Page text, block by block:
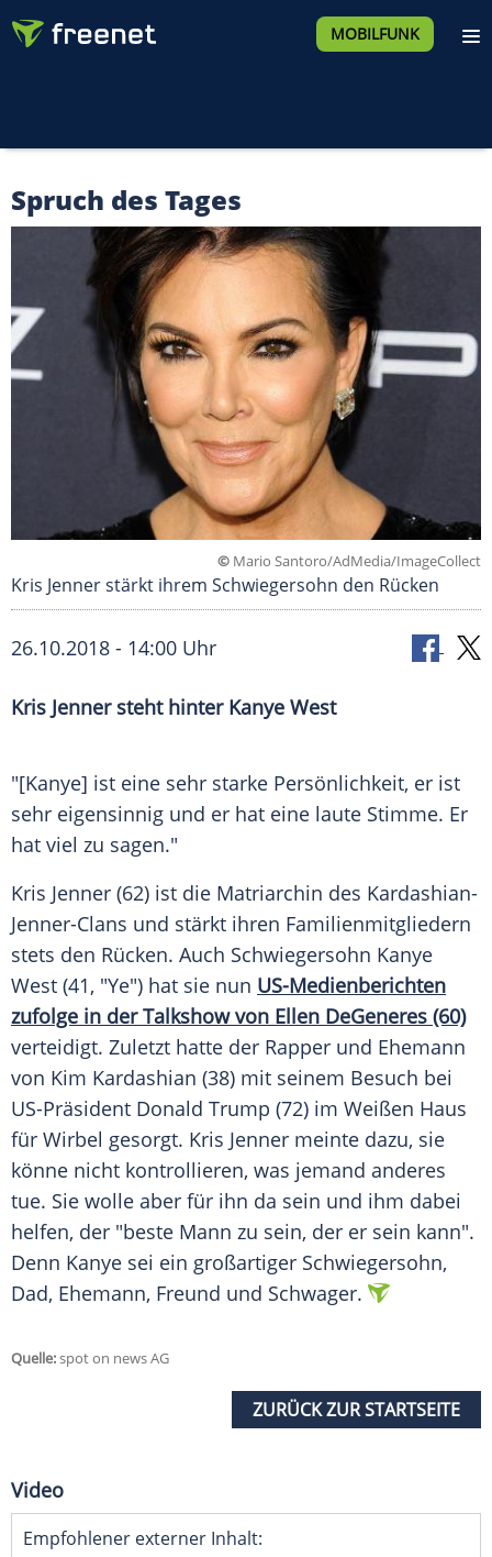
MOBILFUNK
Spruch des Tages
© Mario Santoro/AdMedia/ImageCollect
Kris Jenner stärkt ihrem Schwiegersohn den Rücken
26.10.2018 - 14:00 Uhr
Kris Jennersteht hinter Kanye West
"[Kanye] ist eine sehr starke Persönlichkeit, er ist
sehr eigensinnig und er hat eine laute Stimme. Er
hat viel zu sagen."
Kris Jenner (62) ist die Matriarchin des Kardashian-
Jenner-Clans und stärkt ihren Familienmitgliedern
stets den Rücken. Auch Schwiegersohn Kanye
West (41, "Ye") hat sie nun US-Medienberichten
zufolge in der Talkshow von Ellen DeGeneres (60)
verteidigt. Zuletzt hatte der Rapper und Ehemann
von Kim Kardashian (38) mit seinem Besuch bei
US-Präsident Donald Trump (72) im Weißen Haus
für Wirbel gesorgt. Kris Jenner meinte dazu, sie
könne nicht kontrollieren, was jemand anderes
tue. Sie wolle aber für ihn da sein und ihm dabei
helfen, der "beste Mann zu sein, der er sein kann".
Denn Kanye sei ein großartiger Schwiegersohn,
Dad, Ehemann, Freund und Schwager.
Quelle:spot on news AG
ZURÜCK ZUR STARTSEITE
Video
Empfohlener externer Inhalt: